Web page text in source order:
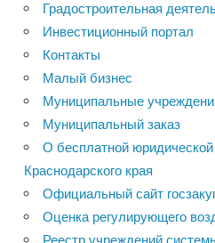
Градостроительная
Инвестиционный портал
Контакты
Малый бизнес
Муниципальные
Муниципальный заказ
О бесплатной
Краснодарского края
Официальный сайт
Оценка регулирующего
Реестр учреждений